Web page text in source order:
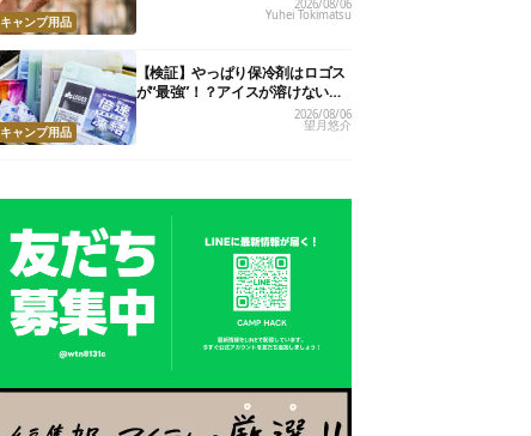
キャンプ用品
2026/08/06
Yuhei Tokimatsu
キャンプ用品
【検証】やっぱり保冷剤はロゴス
が“最強”！？アイスが溶けないっ
2026/08/06
望月悠介